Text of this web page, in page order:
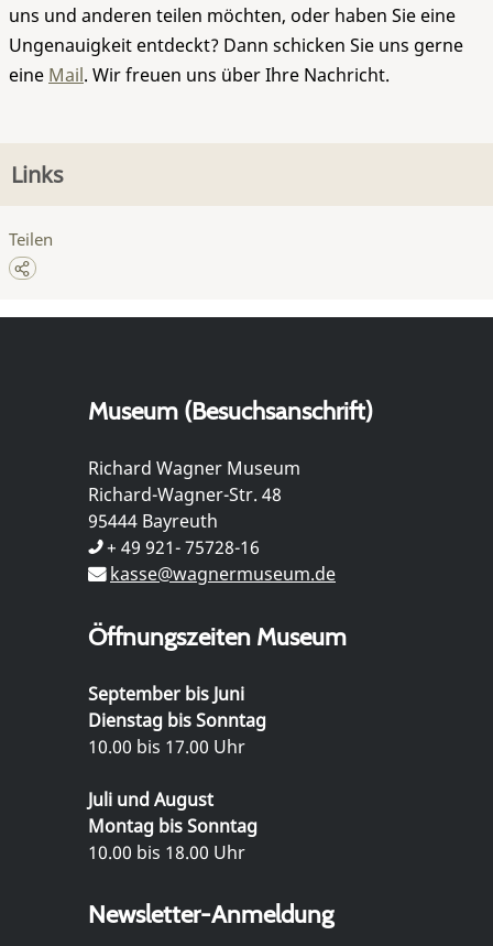
uns und anderen teilen möchten, oder haben Sie eine
Ungenauigkeit entdeckt? Dann schicken Sie uns gerne
eine Mail. Wir freuen uns über Ihre Nachricht.
Links
Teilen
Museum (Besuchsanschrift)
Richard Wagner Museum
Richard-Wagner-Str. 48
95444 Bayreuth
+ 49 921- 75728-16
kasse@wagnermuseum.de
Öffnungszeiten Museum
September bis Juni
Dienstag bis Sonntag
10.00 bis 17.00 Uhr
Juli und August
Montag bis Sonntag
10.00 bis 18.00 Uhr
Newsletter-Anmeldung